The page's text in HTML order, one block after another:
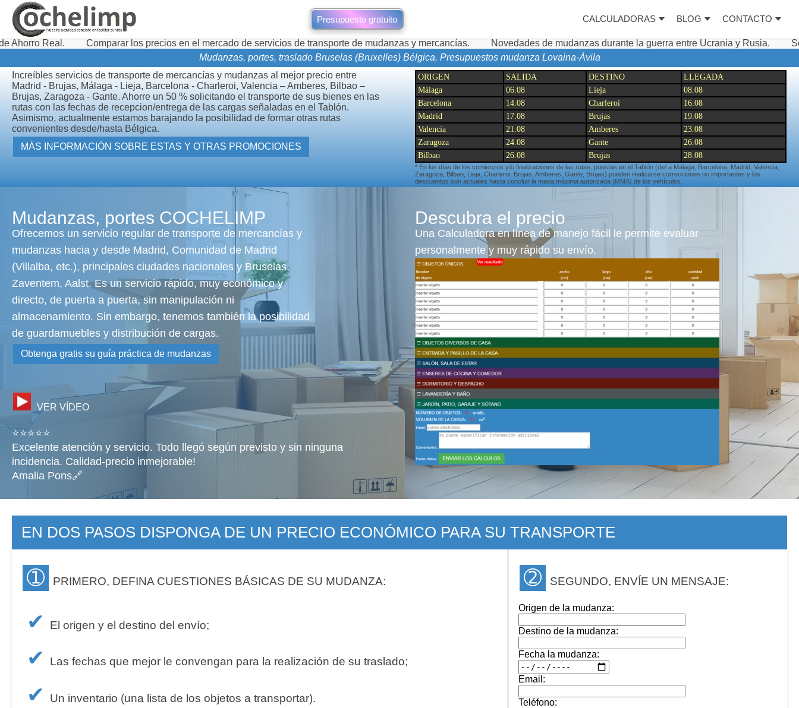
Presupuesto gratuito CALCULADORAS BLOG CONTACTO
Comparar los precios en el mercado de servicios de transporte de mudanzas y mercancías. Novedades de mudanzas durante la guerra entre Ucrania y Rusia.
Servicios
Mudanzas, portes, traslado Bruselas (Bruxelles) Bélgica. Presupuestos mudanza Lovaina-Ávila
Increíbles servicios de transporte de mercancías y mudanzas al mejor precio entre
Madrid - Brujas, Málaga - Lieja, Barcelona - Charleroi, Valencia – Amberes, Bilbao –
Brujas, Zaragoza - Gante. Ahorre un 50 % solicitando el transporte de sus bienes en las
rutas con las fechas de recepcion/entrega de las cargas señaladas en el Tablón.
Asimismo, actualmente estamos barajando la posibilidad de formar otras rutas
convenientes desde/hasta Bélgica.
MÁS INFORMACIÓN SOBRE ESTAS Y OTRAS PROMOCIONES
ORIGEN SALIDA DESTINO
LLEGADA
Málaga
06.08 Lieja
08.08
Barcelona
14.08 Charleroi
16.08
Madrid
17.08 Brujas
19.08
Valencia
21.08 Amberes
23.08
Zaragoza
24.08 Gante
26.08
Bilbao
26.08 Brujas 28.08
* En los días de los comienzos y/o finalizaciones de las rutas, puestas en el Tablón (de/ a Málaga, Barcelona, Madrid, Valencia,
Zaragoza, Bilbao, Lieja, Charleroi, Brujas, Amberes, Gante, Brujas) pueden realizarse correcciones no importantes y los
descuentos son actuales hasta concluir la masa máxima autorizada (MMA) de los vehículos.
Mudanzas, portes COCHELIMP
Ofrecemos un servicio regular de transporte de mercancías y
mudanzas hacia y desde Madrid, Comunidad de Madrid
(Villalba, etc.), principales ciudades nacionales y Bruselas,
Zaventem, Aalst. Es un servicio rápido, muy económico y
directo, de puerta a puerta, sin manipulación ni
almacenamiento. Sin embargo, tenemos también la posibilidad
de guardamuebles y distribución de cargas.
Obtenga gratis su guía práctica de mudanzas
VER VÍDEO
⭐⭐⭐⭐⭐
Excelente atención y servicio. Todo llegó según previsto y sin ninguna
incidencia. Calidad-precio inmejorable!
Amalia Pons🔗
Descubra el precio
Una Calculadora en línea de manejo fácil le permite evaluar
personalmente y muy rápido su envío.
EN DOS PASOS DISPONGA DE UN PRECIO ECONÓMICO PARA SU TRANSPORTE
➀ PRIMERO, DEFINA CUESTIONES BÁSICAS DE SU MUDANZA: ➁ SEGUNDO, ENVÍE UN MENSAJE:
✔ El origen y el destino del envío;
✔ Las fechas que mejor le convengan para la realización de su traslado;
✔ Un inventario (una lista de los objetos a transportar).
Origen de la mudanza:
Destino de la mudanza:
Fecha la mudanza:
Email:
Teléfono: